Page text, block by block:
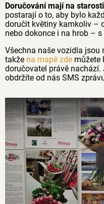
Doručování mají na
postarají o to, aby bylo
doručit květiny kamkoliv –
nebo dokonce i na hrob –
Všechna naše vozidla jsou
takže na mapě zde můžete
doručovatel právě
obdržíte od nás SMS